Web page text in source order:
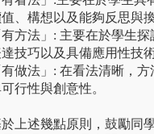
、構想以及能夠反思與
有方法」: 主要在於學生
技巧以及具備應用性技
有做法」: 在看法清晰，
行性與創意性。
上述幾點原則，鼓勵同